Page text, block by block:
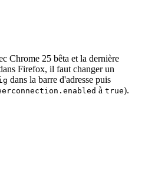
Chrome 25 bêta et la dernière
Firefox, il faut changer un
dans la barre d'adresse puis
à true).